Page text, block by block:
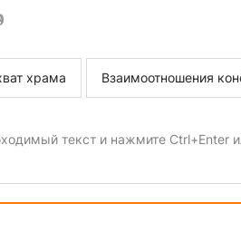
храма Взаимоотношения
текст и нажмите Ctrl+Enter